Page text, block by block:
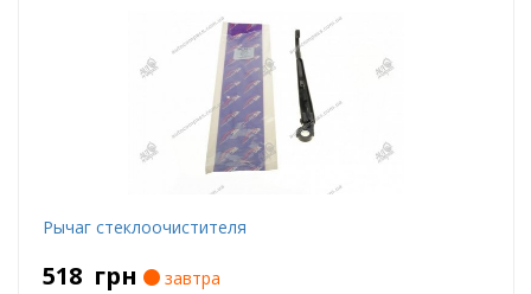
Рычаг стеклоочистителя
518 грн
завтра